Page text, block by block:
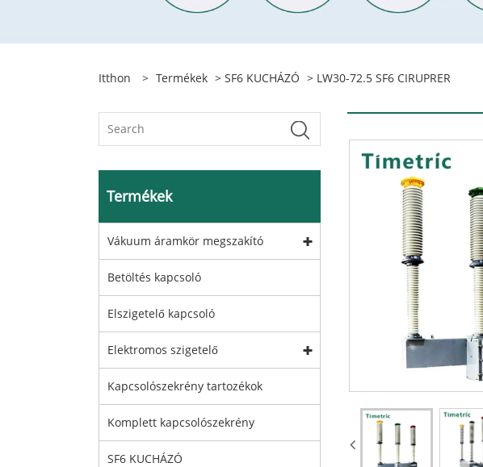
Itthon > Termékek > SF6 KUCHÁZÓ > LW30-72.5 SF6 CIRUPRER
Termékek
Vákuum áramkör megszakító
Betöltés kapcsoló
Elszigetelő kapcsoló
Elektromos szigetelő
Kapcsolószekrény tartozékok
Komplett kapcsolószekrény
SF6 KUCHÁZÓ